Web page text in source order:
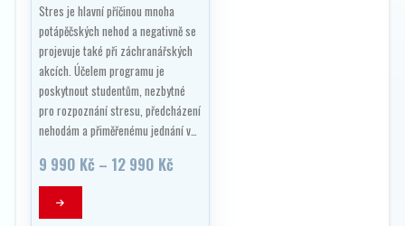
Stres je hlavní příčinou mnoha
potápěčských nehod a negativně se
projevuje také při záchranářských
akcích. Účelem programu je
poskytnout studentům, nezbytné
pro rozpoznání stresu, předcházení
nehodám a přiměřenému jednání v…
9 990 Kč – 12 990 Kč
Tento
produkt